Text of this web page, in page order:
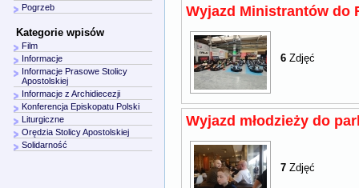
Wyjazd Ministrantów do
6 Zdjęć
Wyjazd młodzieży do
7 Zdjęć
Pogrzeb
Kategorie wpisów
Film
Informacje
Informacje Prasowe Stolicy
Apostolskiej
Informacje z Archidiecezji
Konferencja Episkopatu Polski
Liturgiczne
Orędzia Stolicy Apostolskiej
Solidarność